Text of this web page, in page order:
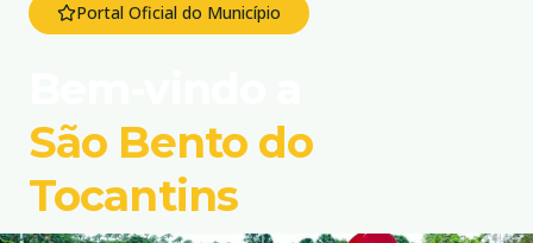
Portal Oficial do Município
São Bento do
Tocantins